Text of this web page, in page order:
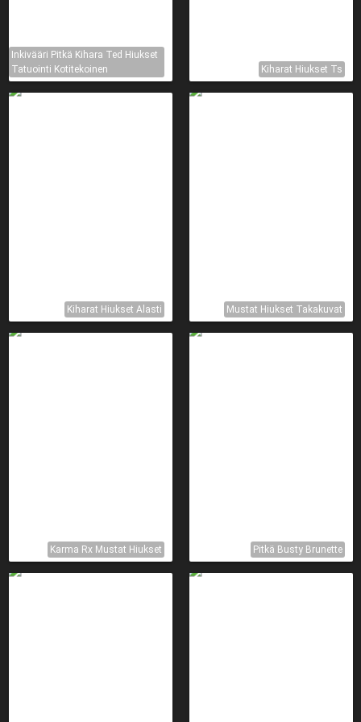
Inkivääri Pitkä Kihara Ted Hiukset
Tatuointi Kotitekoinen
Kiharat Hiukset Ts
Kiharat Hiukset Alasti Mustat Hiukset Takakuvat
Karma Rx Mustat Hiukset Pitkä Busty Brunette